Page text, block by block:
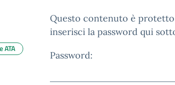
Questo contenuto è protetto
inserisci la password qui
Password:
ATA